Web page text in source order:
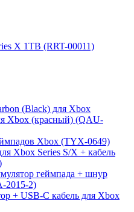
X 1TB (RRT-00011)
(Black) для Xbox
Xbox (красный) (QAU-
Xbox (TYX-0649)
Xbox Series S/X + кабель
геймпада + шнур
2015-2)
+ USB-C кабель для Xbox